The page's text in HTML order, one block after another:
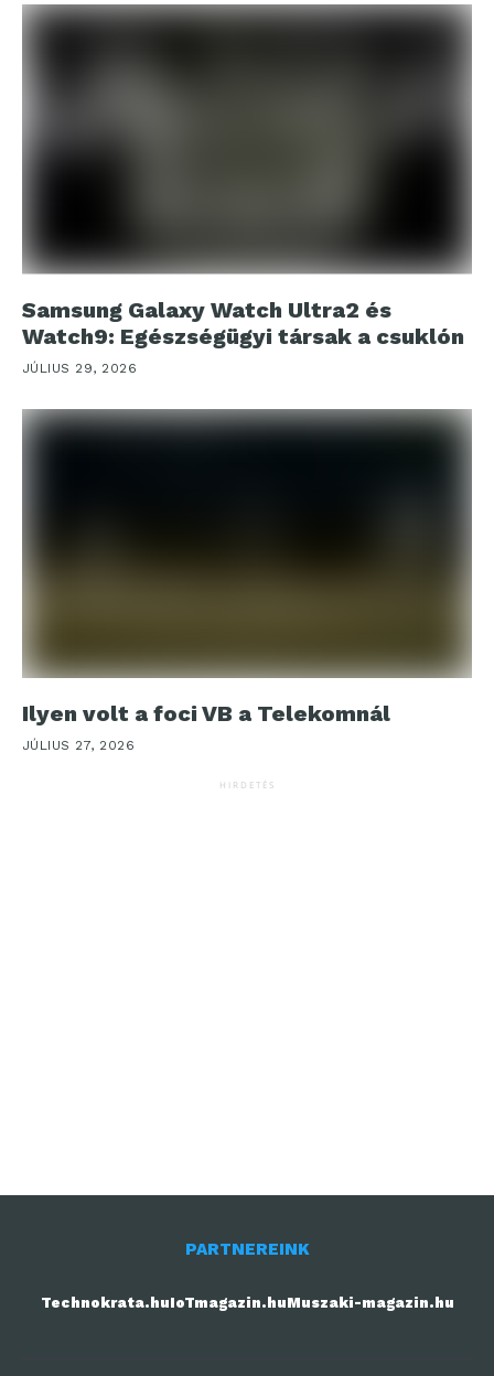
Samsung Galaxy Watch Ultra2 és
Watch9: Egészségügyi társak a csuklón
JÚLIUS 29, 2026
Ilyen volt a foci VB a Telekomnál
JÚLIUS 27, 2026
HIRDETÉS
PARTNEREINK
Technokrata.huIoTmagazin.huMuszaki-magazin.hu